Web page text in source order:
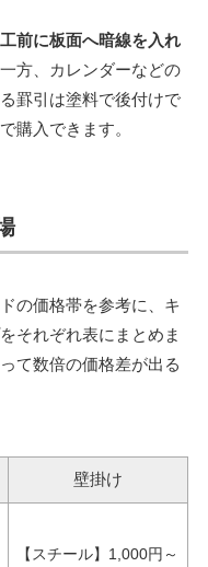
前に板面へ暗線を入れ
方、カレンダーなどの
罫引は塗料で後付けで
購入できます。
の価格帯を参考に、キ
それぞれ表にまとめま
て数倍の価格差が出る
壁掛け
【スチール】1,000円～